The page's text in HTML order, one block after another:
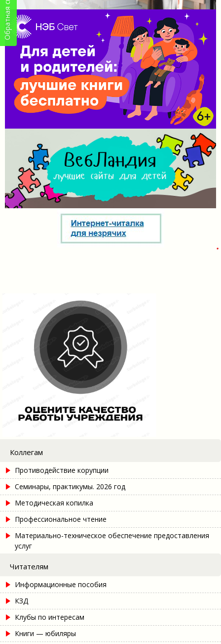
Коллегам
Противодействие корупции
Семинары, практикумы. 2026 год
Методическая копилка
Профессиональное чтение
Материально-техническое обеспечение предоставления
услуг
Читателям
Информационные пособия
КЗД
Клубы по интересам
Книги — юбиляры
Обратная связь